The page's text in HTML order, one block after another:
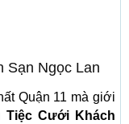
Sạn Ngọc Lan
Quận 11 mà giới
Tiệc Cưới Khách